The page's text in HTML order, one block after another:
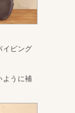
イピング
ように補